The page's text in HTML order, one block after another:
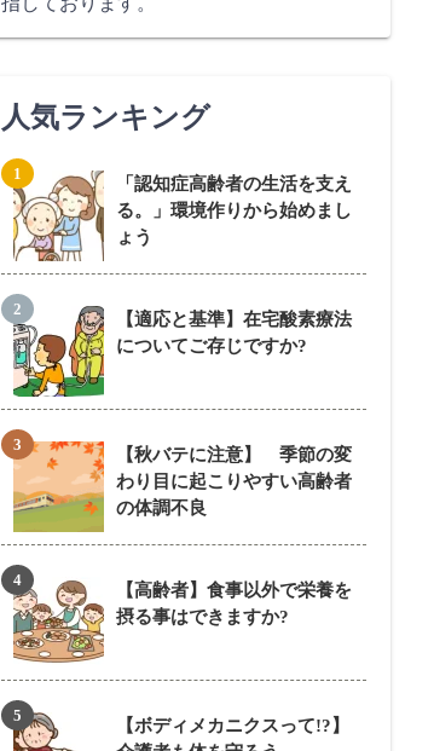
人気ランキング
「認知症高齢者の生活を支え
る。」環境作りから始めまし
ょう
【適応と基準】在宅酸素療法
についてご存じですか?
【秋バテに注意】 季節の変
わり目に起こりやすい高齢者
の体調不良
【高齢者】食事以外で栄養を
摂る事はできますか?
【ボディメカニクスって!?】